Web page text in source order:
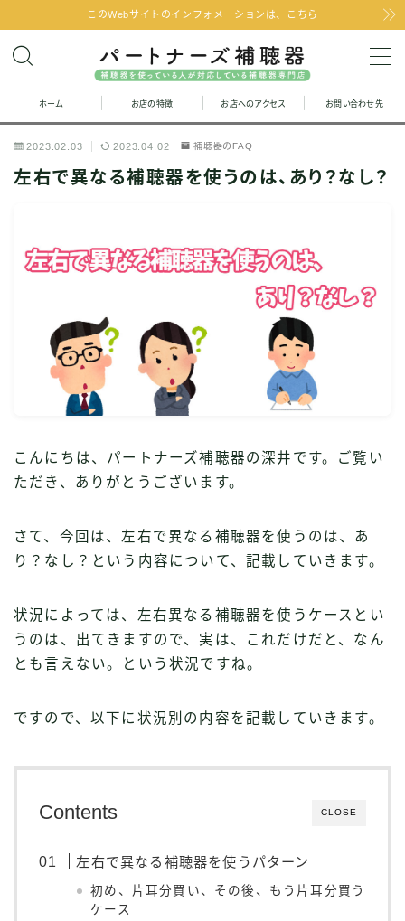
このWebサイトのインフォメーションは、こちら
MENU
お問い合わせ
お店の特徴
聞こえの改善と補聴器のFAQ
お客様の声
取り扱い補聴器
ホーム お店の特徴 お店へのアクセス お問い合わせ先
2023.02.03 2023.04.02 補聴器のFAQ
左右で異なる補聴器を使うのは、あり？なし？
こんにちは、パートナーズ補聴器の深井です。ご覧い
ただき、ありがとうございます。
さて、今回は、左右で異なる補聴器を使うのは、あ
り？なし？という内容について、記載していきます。
状況によっては、左右異なる補聴器を使うケースとい
うのは、出てきますので、実は、これだけだと、なん
とも言えない。という状況ですね。
ですので、以下に状況別の内容を記載していきます。
CLOSE
Contents
左右で異なる補聴器を使うパターン
初め、片耳分買い、その後、もう片耳分買う
ケース